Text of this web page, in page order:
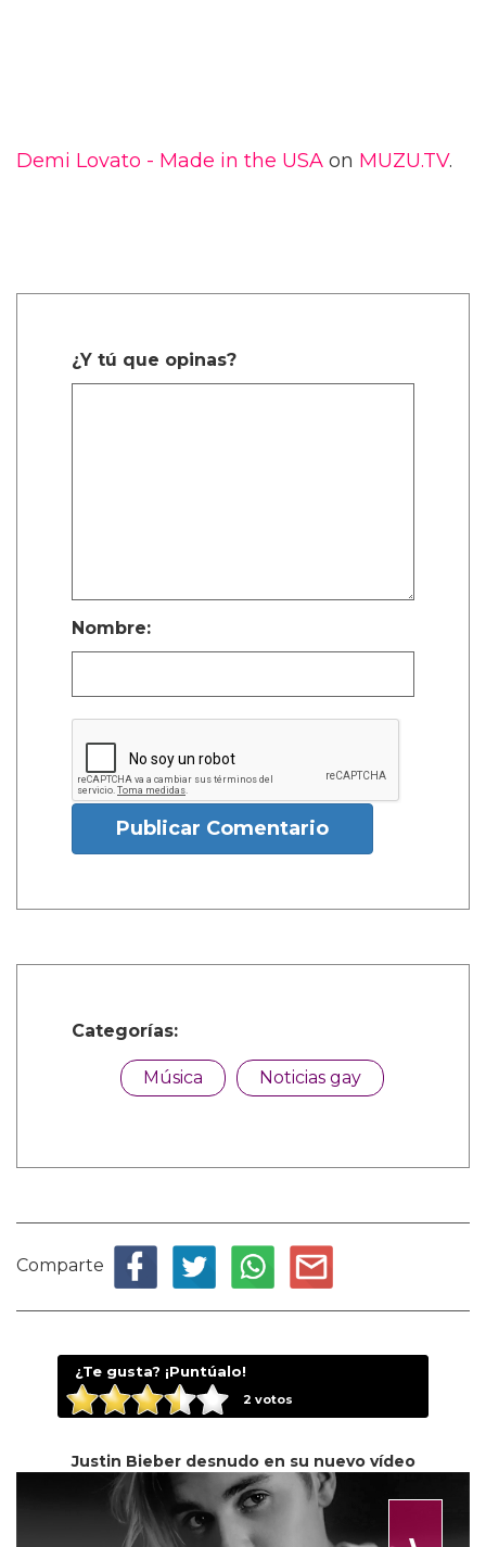
Demi Lovato - Made in the USA on MUZU.TV.
¿Y tú que opinas?
Nombre:
Publicar Comentario
Categorías:
Música Noticias gay
Comparte
¿Te gusta? ¡Puntúalo!
2 votos
Justin Bieber desnudo en su nuevo vídeo